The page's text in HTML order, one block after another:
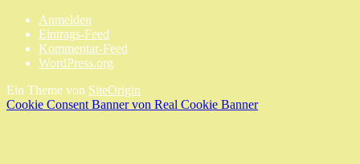
Anmelden
Eintrags-Feed
Kommentar-Feed
WordPress.org
Ein Theme von SiteOrigin
Cookie Consent Banner von Real Cookie Banner